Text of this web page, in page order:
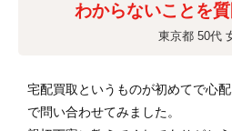
わからないことを
東京都 50代
宅配買取というものが初めてで心
で問い合わせてみました。